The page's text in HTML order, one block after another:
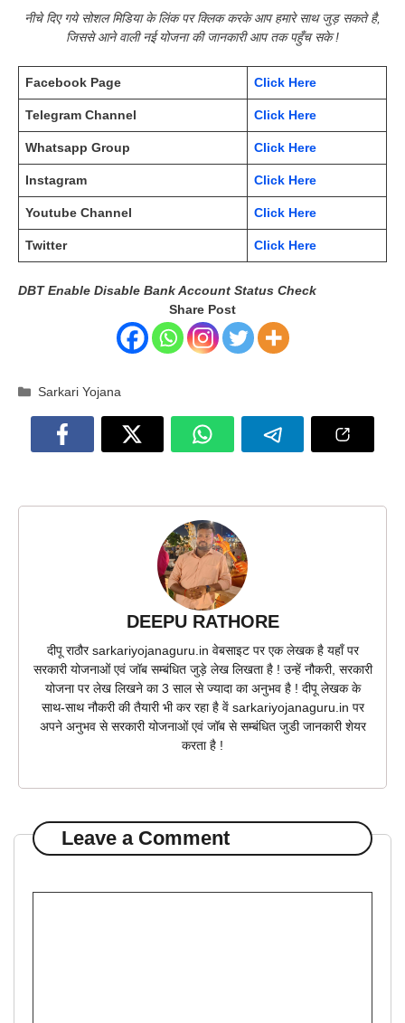
नीचे दिए गये सोशल मिडिया के लिंक पर क्लिक करके आप हमारे साथ जुड़ सकते है,
जिससे आने वाली नई योजना की जानकारी आप तक पहुँच सके !
Facebook Page Click Here
Telegram Channel Click Here
Whatsapp Group Click Here
Instagram Click Here
Youtube Channel Click Here
Twitter Click Here
DBT Enable Disable Bank Account Status Check
Share Post
Categories
Sarkari Yojana
DEEPU RATHORE
दीपू राठौर sarkariyojanaguru.in वेबसाइट पर एक लेखक है यहाँ पर
सरकारी योजनाओं एवं जॉब सम्बंधित जुड़े लेख लिखता है ! उन्हें नौकरी, सरकारी
योजना पर लेख लिखने का 3 साल से ज्यादा का अनुभव है ! दीपू लेखक के
साथ-साथ नौकरी की तैयारी भी कर रहा है वें sarkariyojanaguru.in पर
अपने अनुभव से सरकारी योजनाओं एवं जॉब से सम्बंधित जुडी जानकारी शेयर
करता है !
Leave a Comment